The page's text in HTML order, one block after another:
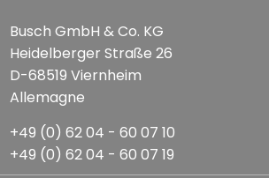
Busch GmbH & Co. KG
Heidelberger Straße 26
D-68519 Viernheim
Allemagne
+49 (0) 62 04 - 60 07 10
+49 (0) 62 04 - 60 07 19